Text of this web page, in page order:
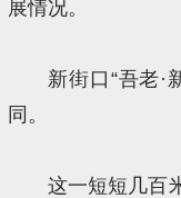
展情况。
新街口“吾老·
同。
这一短短几百